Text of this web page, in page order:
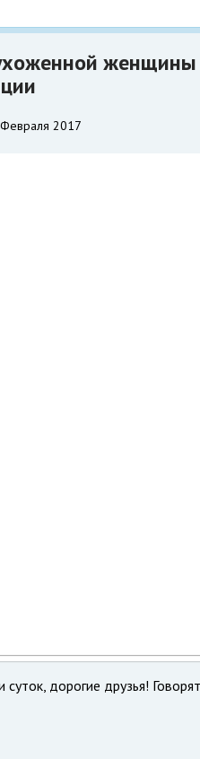
женщины
2017
дорогие друзья!